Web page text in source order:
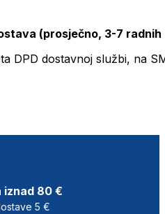
(prosječno, 3-7 radnih
DPD dostavnoj službi, na
iznad 80 €
5 €